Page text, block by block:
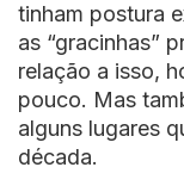
tinham postura
as “gracinhas”
relação a isso,
pouco. Mas
alguns lugares
década.